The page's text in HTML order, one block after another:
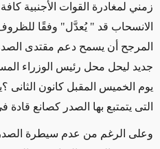
زمني لمغادرة القوات الأجنبية
الانسحاب قد " يُعدَّل" وفقًا
المرجح أن يسمح دعم مقتدى
جديد ليحل محل رئيس الوزراء
التى يتمتبع بها الصدر كصانع قادة
وعلى الرغم من عدم سيطرة